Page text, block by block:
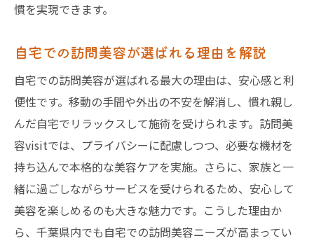
慣を実現できます。
自宅での訪問美容が選ばれる理由を解説
自宅での訪問美容が選ばれる最大の理由は、安心感と利
便性です。移動の手間や外出の不安を解消し、慣れ親し
んだ自宅でリラックスして施術を受けられます。訪問美
容visitでは、プライバシーに配慮しつつ、必要な機材を
持ち込んで本格的な美容ケアを実施。さらに、家族と一
緒に過ごしながらサービスを受けられるため、安心して
美容を楽しめるのも大きな魅力です。こうした理由か
ら、千葉県内でも自宅での訪問美容ニーズが高まってい